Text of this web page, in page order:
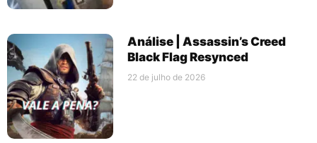
Análise | Assassin’s Creed
Black Flag Resynced
22 de julho de 2026